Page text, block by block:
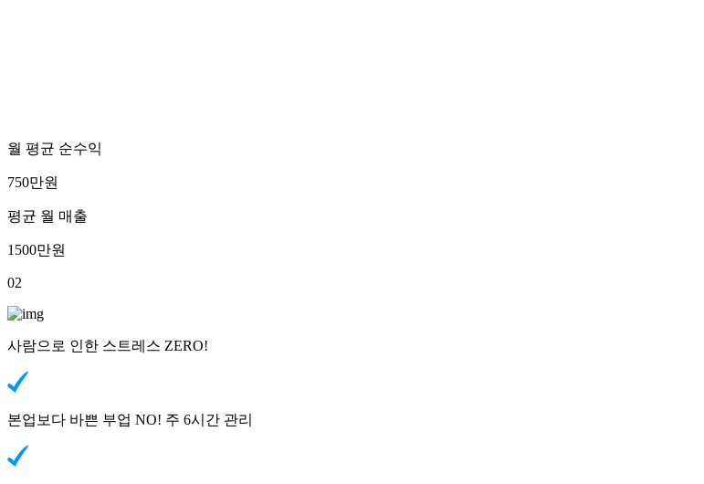
월 평균 순수익
750만원
평균 월 매출
1500만원
02
사람으로 인한 스트레스 ZERO!
본업보다 바쁜 부업 NO! 주 6시간 관리